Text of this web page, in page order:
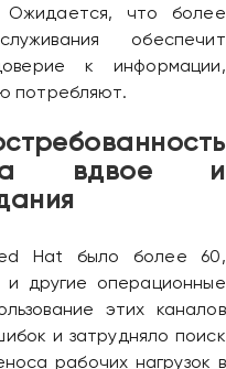
Ожидается, что более
обеспечит
к информации,
потребляют.
вдвое и
Hat было более 60,
другие операционные
этих каналов
и затрудняло поиск
рабочих нагрузок в